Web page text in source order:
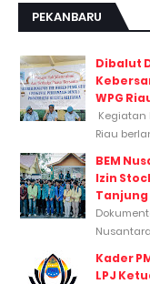
PEKANBARU
Dibalut
WPG
Kegiatan
Riau
BEM
Izin
Kader
LPJ